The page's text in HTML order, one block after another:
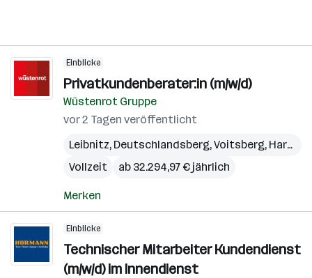
Einblicke
Privatkundenberater:in (m/w/d)
Wüstenrot Gruppe
vor 2 Tagen veröffentlicht
Leibnitz, Deutschlandsberg,Voitsberg, Hartberg
Vollzeit
ab 32.294,97 € jährlich
Merken
Einblicke
Technischer Mitarbeiter Kundendienst
(m/w/d) im Innendienst